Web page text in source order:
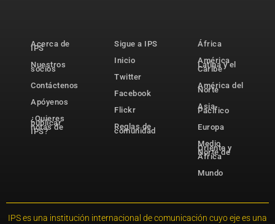
Acerca de
IPS
Nuestros
socios
Contáctenos
Apóyenos
¿Quieres
publicar
notas de
IPS?
Sigue a IPS
Inicio
Twitter
Facebook
Flickr
Reglas de
comunidad
África
América
Latina y el
Caribe
América del
Norte
Asia-
Pacífico
Europa
Medio
Oriente y
Norte de
África
Mundo
IPS es una institución internacional de comunicación cuyo eje es una